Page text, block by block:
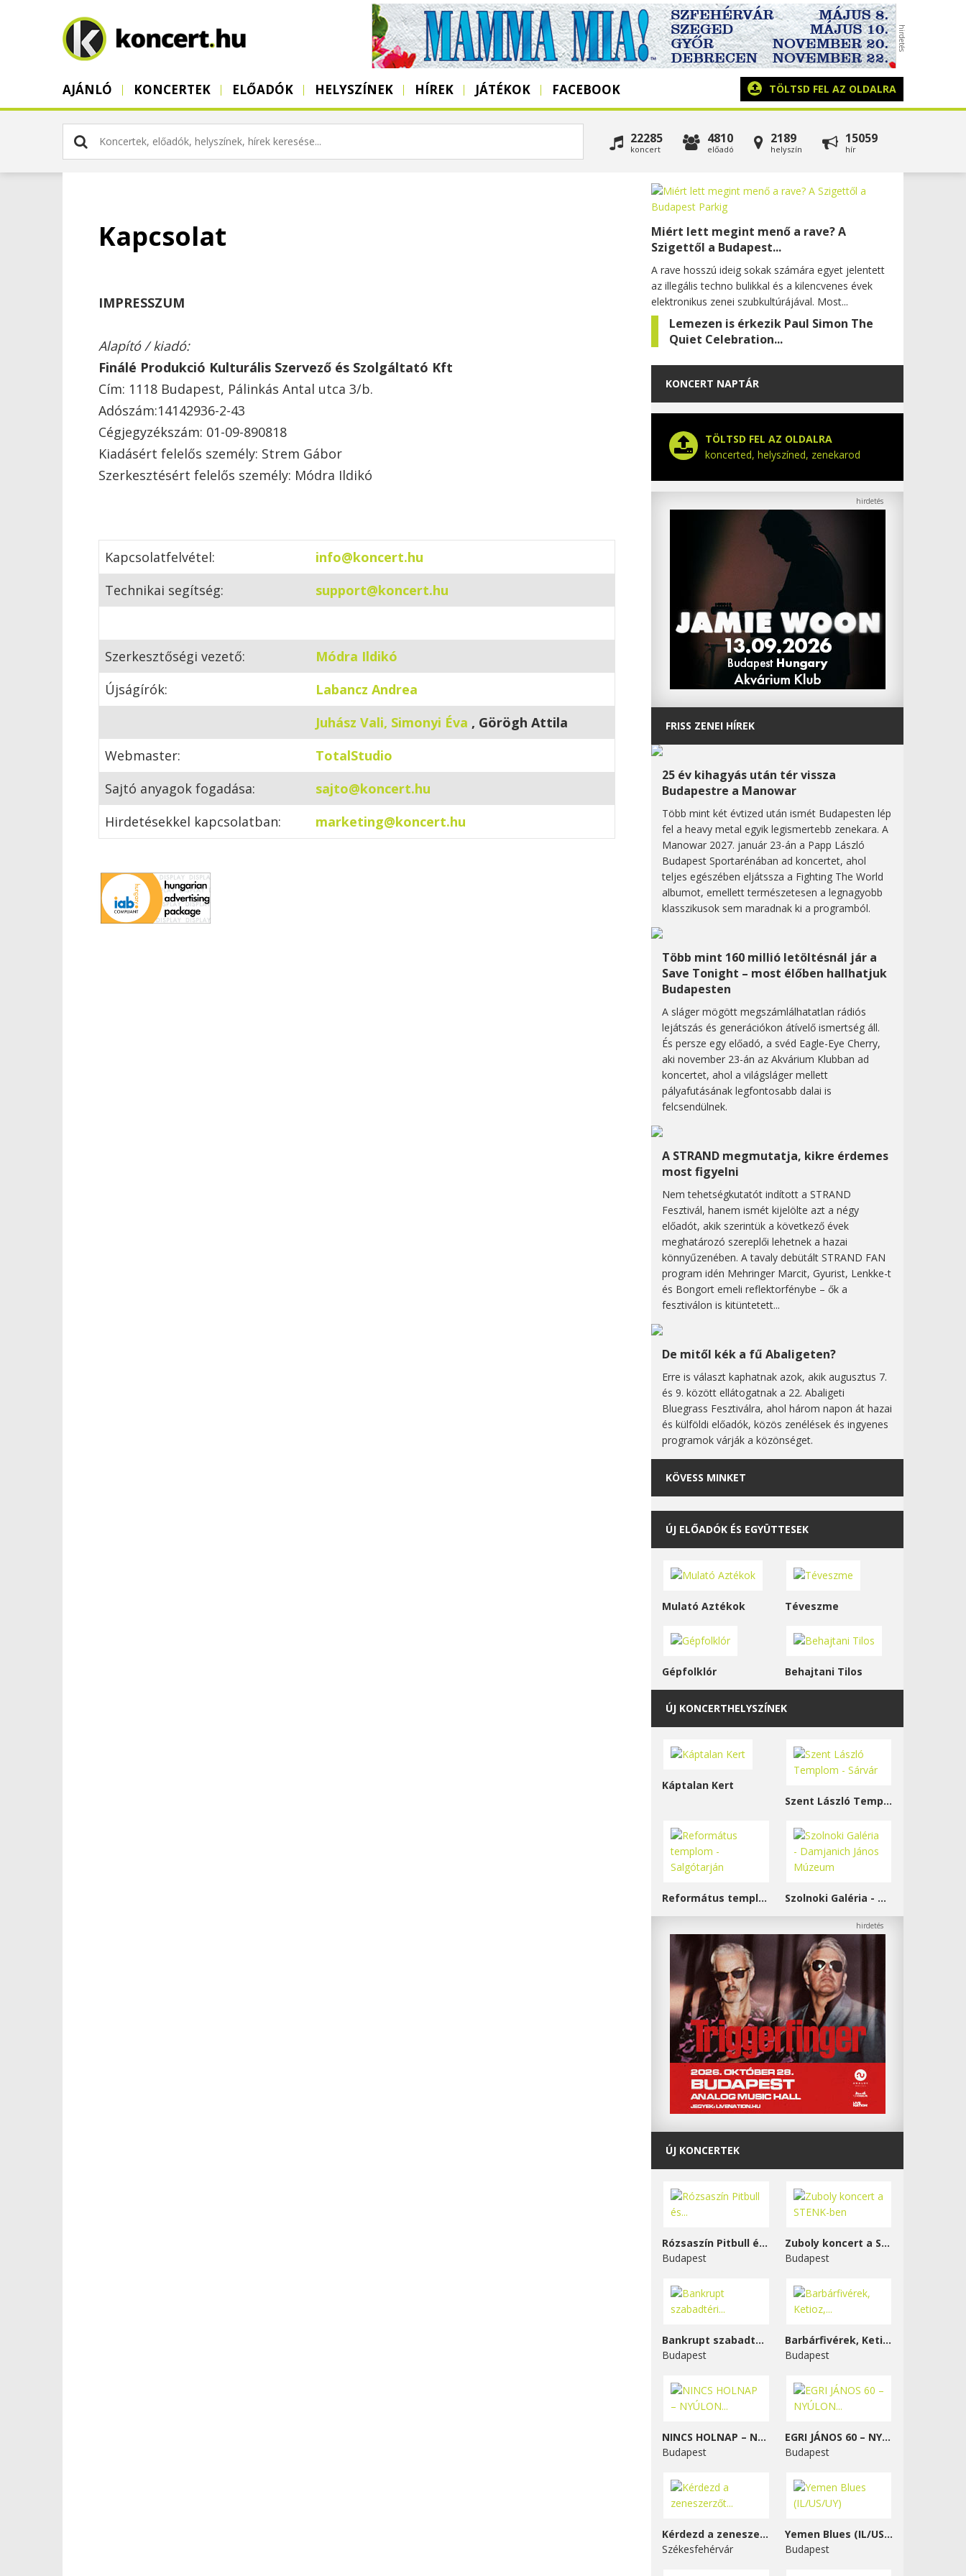
AJÁNLÓ KONCERTEK ELŐADÓK HELYSZÍNEK HÍREK JÁTÉKOK FACEBOOK TÖLTSD FEL AZ OLDALRA
22285
koncert
4810
előadó
2189
helyszín
15059
hír
Kapcsolat
IMPRESSZUM
Alapító / kiadó:
Finálé Produkció Kulturális Szervező és Szolgáltató Kft
Cím: 1118 Budapest, Pálinkás Antal utca 3/b.
Adószám:14142936-2-43
Cégjegyzékszám: 01-09-890818
Kiadásért felelős személy: Strem Gábor
Szerkesztésért felelős személy: Módra Ildikó
Kapcsolatfelvétel:
info@koncert.hu
Technikai segítség:
support@koncert.hu
Szerkesztőségi vezető:
Módra Ildikó
Újságírók:
Labancz Andrea
Juhász Vali, Simonyi Éva , Görögh Attila
Webmaster:
TotalStudio
Sajtó anyagok fogadása:
sajto@koncert.hu
Hirdetésekkel kapcsolatban:
marketing@koncert.hu
Miért lett megint menő a rave? A
Szigettől a Budapest...
A rave hosszú ideig sokak számára egyet jelentett
az illegális techno bulikkal és a kilencvenes évek
elektronikus zenei szubkultúrájával. Most...
Lemezen is érkezik Paul Simon The
Quiet Celebration...
KONCERT NAPTÁR
TÖLTSD FEL AZ OLDALRA
koncerted, helyszíned, zenekarod
FRISS ZENEI HÍREK
25 év kihagyás után tér vissza
Budapestre a Manowar
Több mint két évtized után ismét Budapesten lép
fel a heavy metal egyik legismertebb zenekara. A
Manowar 2027. január 23-án a Papp László
Budapest Sportarénában ad koncertet, ahol
teljes egészében eljátssza a Fighting The World
albumot, emellett természetesen a legnagyobb
klasszikusok sem maradnak ki a programból.
Több mint 160 millió letöltésnál jár a
Save Tonight – most élőben hallhatjuk
Budapesten
A sláger mögött megszámlálhatatlan rádiós
lejátszás és generációkon átívelő ismertség áll.
És persze egy előadó, a svéd Eagle-Eye Cherry,
aki november 23-án az Akvárium Klubban ad
koncertet, ahol a világsláger mellett
pályafutásának legfontosabb dalai is
felcsendülnek.
A STRAND megmutatja, kikre érdemes
most figyelni
Nem tehetségkutatót indított a STRAND
Fesztivál, hanem ismét kijelölte azt a négy
előadót, akik szerintük a következő évek
meghatározó szereplői lehetnek a hazai
könnyűzenében. A tavaly debütált STRAND FAN
program idén Mehringer Marcit, Gyurist, Lenkke-t
és Bongort emeli reflektorfénybe – ők a
fesztiválon is kitüntetett...
De mitől kék a fű Abaligeten?
Erre is választ kaphatnak azok, akik augusztus 7.
és 9. között ellátogatnak a 22. Abaligeti
Bluegrass Fesztiválra, ahol három napon át hazai
és külföldi előadók, közös zenélések és ingyenes
programok várják a közönséget.
KÖVESS MINKET
ÚJ ELŐADÓK ÉS EGYÜTTESEK
Mulató Aztékok Téveszme
Gépfolklór Behajtani Tilos
ÚJ KONCERTHELYSZÍNEK
Káptalan Kert
Szent László Templom - Sárvár
Református templom - Salgótarján Szolnoki Galéria - Damjanich János Múzeum
ÚJ KONCERTEK
Rózsaszín Pitbull és...
Budapest
Zuboly koncert a STENK-ben
Budapest
Bankrupt szabadtéri...
Budapest
Barbárfivérek, Ketioz,...
Budapest
NINCS HOLNAP – NYÚLON...
Budapest
EGRI JÁNOS 60 – NYÚLON...
Budapest
Kérdezd a zeneszerzőt...
Székesfehérvár
Yemen Blues (IL/US/UY)
Budapest